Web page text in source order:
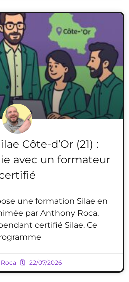
Côte-d’Or (21) :
avec un formateur
certifié
une formation Silae en
par Anthony Roca,
certifié Silae. Ce
22/07/2026